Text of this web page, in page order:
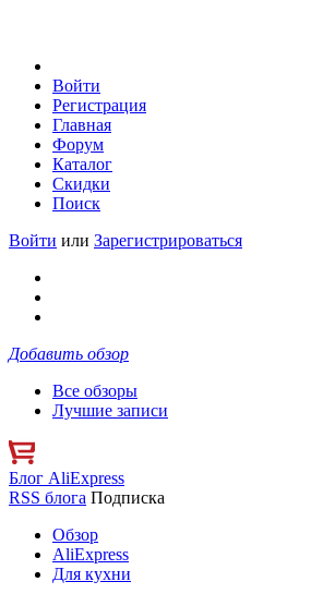
Войти
Регистрация
Главная
Форум
Каталог
Скидки
Поиск
Войти или Зарегистрироваться
Добавить обзор
Все обзоры
Лучшие записи
Блог AliExpress
RSS блога Подписка
Обзор
AliExpress
Для кухни